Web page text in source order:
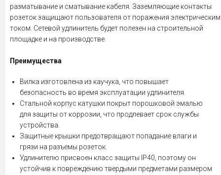
разматывание и сматывание кабеля. Заземляющие контакты
розеток защищают пользователя от поражения электрическим
током. Сетевой удлинитель будет полезен на строительной
площадке и на производстве.
Преимущества
Вилка изготовлена из каучука, что повышает
безопасность во время эксплуатации удлинителя.
Стальной корпус катушки покрыт порошковой эмалью
для защиты от коррозии, что продлевает срок службы
устройства.
Защитные крышки предотвращают попадание влаги и
грязи на разъемы розеток.
Удлинителю присвоен класс защиты IP40, поэтому он
устойчив к повреждению твердыми предметами размером